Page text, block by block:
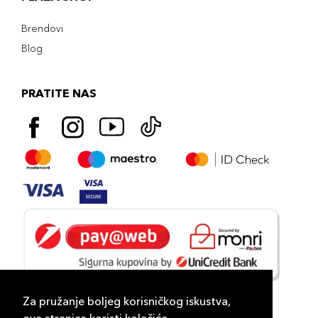
Za pružanje boljeg korisničkog iskustva,
Brendovi
Blog
PRATITE NAS